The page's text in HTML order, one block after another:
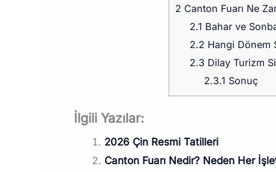
2 Canton Fuarı Ne
2.1 Bahar ve
2.2 Hangi Dönem
2.3 Dilay Turizm
2.3.1 Sonuç
İlgili Yazılar:
2026 Çin Resmi Tatilleri
Canton Fuarı Nedir? Neden Her